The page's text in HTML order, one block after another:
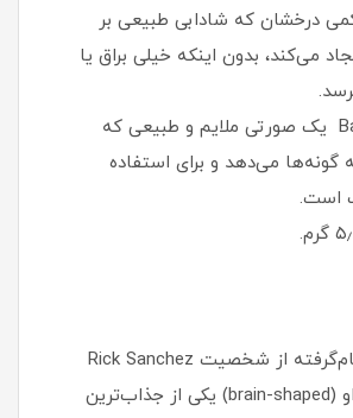
درخشان که شادابی طبیعی بر
می‌کند، بدون اینکه خیلی براق یا
رنگ: Baby Pink یک صورتی ملایم و طبیعی که
گونه‌ها می‌دهد و برای استفاده
است.
محصول کاملاً الهام‌گرفته از شخصیت Rick Sanchez
است. شکل مغز او (brain-shaped) یکی از جذاب‌ترین